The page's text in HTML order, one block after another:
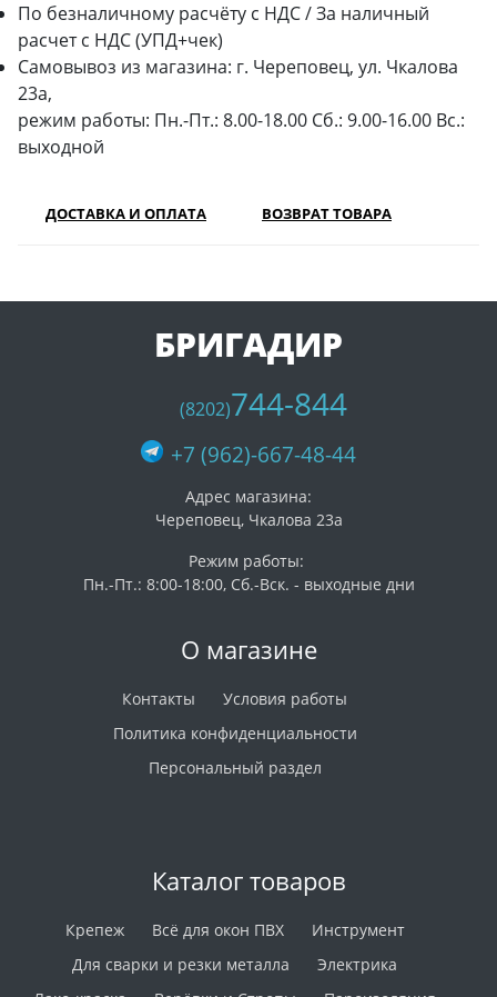
По безналичному расчёту с НДС / За наличный
расчет с НДС (УПД+чек)
Самовывоз из магазина: г. Череповец, ул. Чкалова
23а,
режим работы: Пн.-Пт.: 8.00-18.00 Сб.: 9.00-16.00 Вс.:
выходной
ДОСТАВКА И ОПЛАТА ВОЗВРАТ ТОВАРА
О магазине
Контакты
Условия работы
Политика конфиденциальности
Персональный раздел
Каталог товаров
Крепеж Всё для окон ПВХ
Инструмент
Для сварки и резки металла
Электрика
БРИГАДИР
(8202)744-844
+7 (962)-667-48-44
Адрес магазина:
Череповец, Чкалова 23а
Режим работы:
Пн.-Пт.: 8:00-18:00, Сб.-Вск. - выходные дни